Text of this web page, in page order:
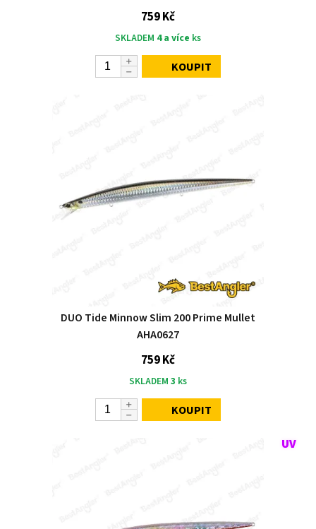
759 Kč
SKLADEM 4 a více ks
KOUPIT
DUO Tide Minnow Slim 200 Prime Mullet
AHA0627
759 Kč
SKLADEM 3 ks
KOUPIT